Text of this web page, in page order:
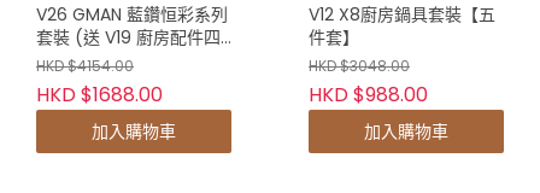
V26 GMAN 藍鑽恒彩系列
套裝 (送 V19 廚房配件四
件套 x1) *** 預計7月送貨
***
HKD $4154.00
HKD $1688.00
加入購物車
V12 X8廚房鍋具套裝【五
件套】
HKD $3048.00
HKD $988.00
加入購物車